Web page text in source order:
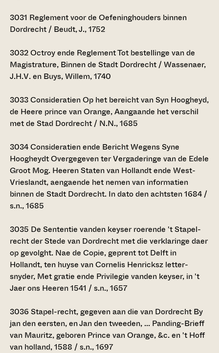
3031 Reglement voor de Oefeninghouders binnen
Dordrecht / Beudt, J., 1752
3032Octroy ende Reglement Tot bestellinge van de
Magistrature, Binnen de Stadt Dordrecht / Wassenaer,
J.H.V. en Buys, Willem, 1740
3033Consideratien Op het bereicht van Syn Hoogheyd,
de Heere prince van Orange, Aangaande het verschil
met de Stad Dordrecht / N.N., 1685
3034Consideratien ende Bericht Wegens Syne
Hoogheydt Overgegeven ter Vergaderinge van de Edele
Groot Mog. Heeren Staten van Hollandt ende West-
Vrieslandt, aengaende het nemen van informatien
binnen de Stadt Dordrecht. In dato den achtsten 1684 /
s.n., 1685
3035 De Sententie vanden keyser roerende 't Stapel-
recht der Stede van Dordrecht met die verklaringe daer
op gevolght. Nae de Copie, geprent tot Delft in
Hollandt, ten huyse van Cornelis Henricksz letter-
snyder, Met gratie ende Privilegie vanden keyser, in 't
Jaer ons Heeren 1541 / s.n., 1657
3036 Stapel-recht, gegeven aan die van Dordrecht By
jan den eersten, en Jan den tweeden, ... Panding-Brieff
van Mauritz, geboren Prince van Orange, &c. en 't Hoff
van holland, 1588 / s.n., 1697